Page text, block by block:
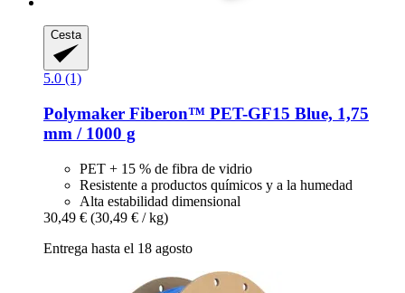
Cesta
5.0 (1)
Polymaker Fiberon™ PET-​GF15 Blue, 1,75
mm / 1000 g
PET + 15 % de fibra de vidrio
Resistente a productos químicos y a la humedad
Alta estabilidad dimensional
30,49 € (30,49 € / kg)
Entrega hasta el 18 agosto